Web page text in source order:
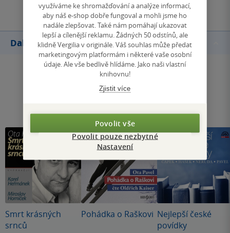
Další knihy autora
Smrt krásných
srnců
Pohádka o Raškovi Nejlepší české
povídky
využíváme ke shromažďování a analýze informací,
aby náš e-shop dobře fungoval a mohli jsme ho
nadále zlepšovat. Také nám pomáhají ukazovat
lepší a cílenější reklamu. Žádných 50 odstínů, ale
klidně Vergilia v originále. Váš souhlas může předat
marketingovým platformám i některé vaše osobní
údaje. Ale vše bedlivě hlídáme. Jako naši vlastní
knihovnu!
Zjistit více
Povolit vše
Povolit pouze nezbytné
Nastavení